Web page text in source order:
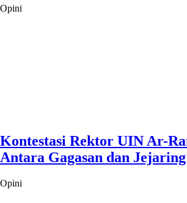
Opini
Kontestasi Rektor UIN Ar-
Antara Gagasan dan Jejaring
Opini